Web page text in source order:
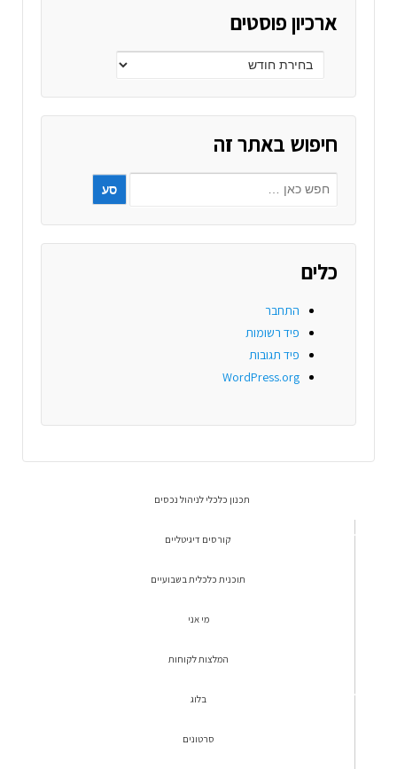
ארכיון פוסטים
חיפוש באתר זה
כלים
התחבר
פיד רשומות
פיד תגובות
WordPress.org
תכנון כלכלי לניהול נכסים
קורסים דיגיטליים
תוכנית כלכלית בשבועיים
מי אני
המלצות לקוחות
בלוג
סרטונים